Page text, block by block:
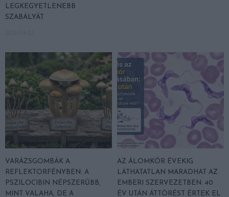
LEGKEGYETLENEBB
SZABÁLYÁT
VARÁZSGOMBÁK A
REFLEKTORFÉNYBEN: A
PSZILOCIBIN NÉPSZERŰBB,
MINT VALAHA, DE A
AZ ÁLOMKÓR ÉVEKIG
LÁTHATATLAN MARADHAT AZ
EMBERI SZERVEZETBEN: 40
ÉV UTÁN ÁTTÖRÉST ÉRTEK EL